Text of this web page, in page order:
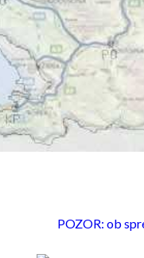
POZOR: ob